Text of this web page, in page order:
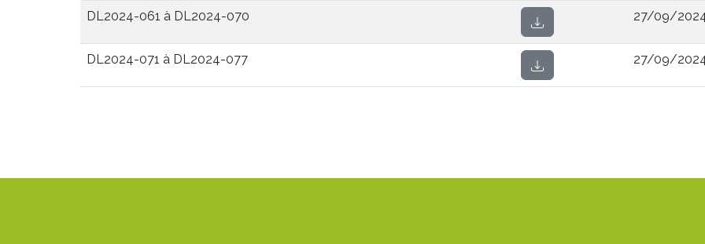
DL2024-061 à DL2024-070 27/09/
DL2024-071 à DL2024-077 27/09/2024